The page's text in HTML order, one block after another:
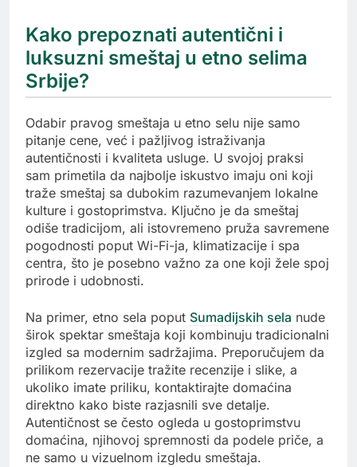
Kako prepoznati autentični i
luksuzni smeštaj u etno selima
Srbije?
Odabir pravog smeštaja u etno selu nije samo
pitanje cene, već i pažljivog istraživanja
autentičnosti i kvaliteta usluge. U svojoj praksi
sam primetila da najbolje iskustvo imaju oni koji
traže smeštaj sa dubokim razumevanjem lokalne
kulture i gostoprimstva. Ključno je da smeštaj
odiše tradicijom, ali istovremeno pruža savremene
pogodnosti poput Wi-Fi-ja, klimatizacije i spa
centra, što je posebno važno za one koji žele spoj
prirode i udobnosti.
Na primer, etno sela poput Sumadijskih sela nude
širok spektar smeštaja koji kombinuju tradicionalni
izgled sa modernim sadržajima. Preporučujem da
prilikom rezervacije tražite recenzije i slike, a
ukoliko imate priliku, kontaktirajte domaćina
direktno kako biste razjasnili sve detalje.
Autentičnost se često ogleda u gostoprimstvu
domaćina, njihovoj spremnosti da podele priče, a
ne samo u vizuelnom izgledu smeštaja.